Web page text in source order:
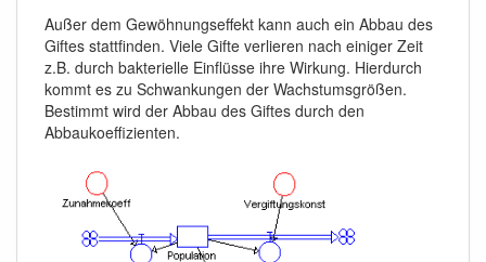
Außer dem Gewöhnungseffekt kann auch ein Abbau des
Giftes stattfinden. Viele Gifte verlieren nach einiger Zeit
z.B. durch bakterielle Einflüsse ihre Wirkung. Hierdurch
kommt es zu Schwankungen der Wachstumsgrößen.
Bestimmt wird der Abbau des Giftes durch den
Abbaukoeffizienten.